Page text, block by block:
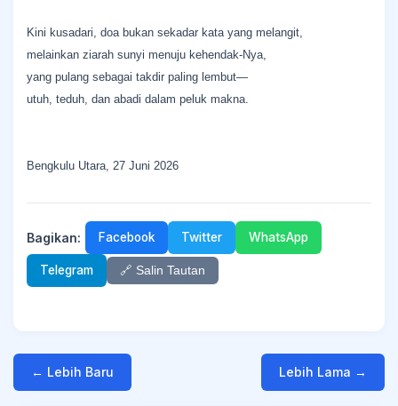
Kini kusadari, doa bukan sekadar kata yang melangit,
melainkan ziarah sunyi menuju kehendak-Nya,
yang pulang sebagai takdir paling lembut—
utuh, teduh, dan abadi dalam peluk makna.
Bengkulu Utara, 27 Juni 2026
Bagikan: Facebook Twitter WhatsApp
Telegram 🔗 Salin Tautan
← Lebih Baru Lebih Lama →